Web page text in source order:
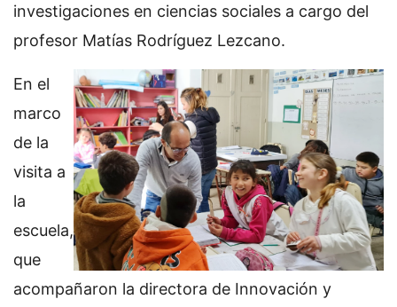
investigaciones en ciencias sociales a cargo del
profesor Matías Rodríguez Lezcano.
En el
marco
de la
visita a
la
escuela,
que
acompañaron la directora de Innovación y